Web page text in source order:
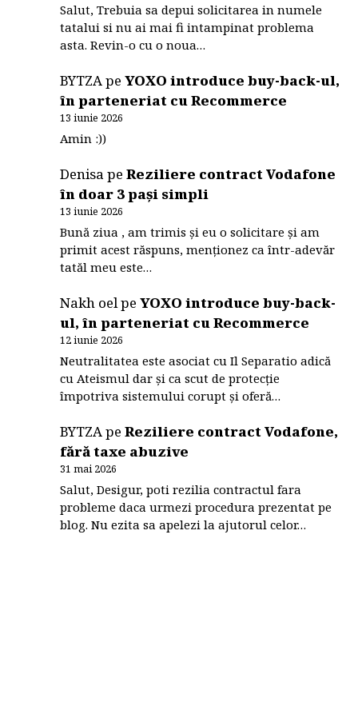
Salut, Trebuia sa depui solicitarea in numele
tatalui si nu ai mai fi intampinat problema
asta. Revin-o cu o noua…
BYTZA peYOXO introduce buy-back-ul,
în parteneriat cu Recommerce
13 iunie 2026
Amin :))
DenisapeReziliere contract Vodafone
în doar 3 pași simpli
13 iunie 2026
Bună ziua , am trimis și eu o solicitare și am
primit acest răspuns, menționez ca într-adevăr
tatăl meu este…
Nakh oelpeYOXO introduce buy-back-
ul, în parteneriat cu Recommerce
12 iunie 2026
Neutralitatea este asociat cu Il Separatio adică
cu Ateismul dar și ca scut de protecție
împotriva sistemului corupt și oferă…
BYTZApeReziliere contract Vodafone,
fără taxe abuzive
31 mai 2026
Salut, Desigur, poti rezilia contractul fara
probleme daca urmezi procedura prezentat pe
blog. Nu ezita sa apelezi la ajutorul celor…